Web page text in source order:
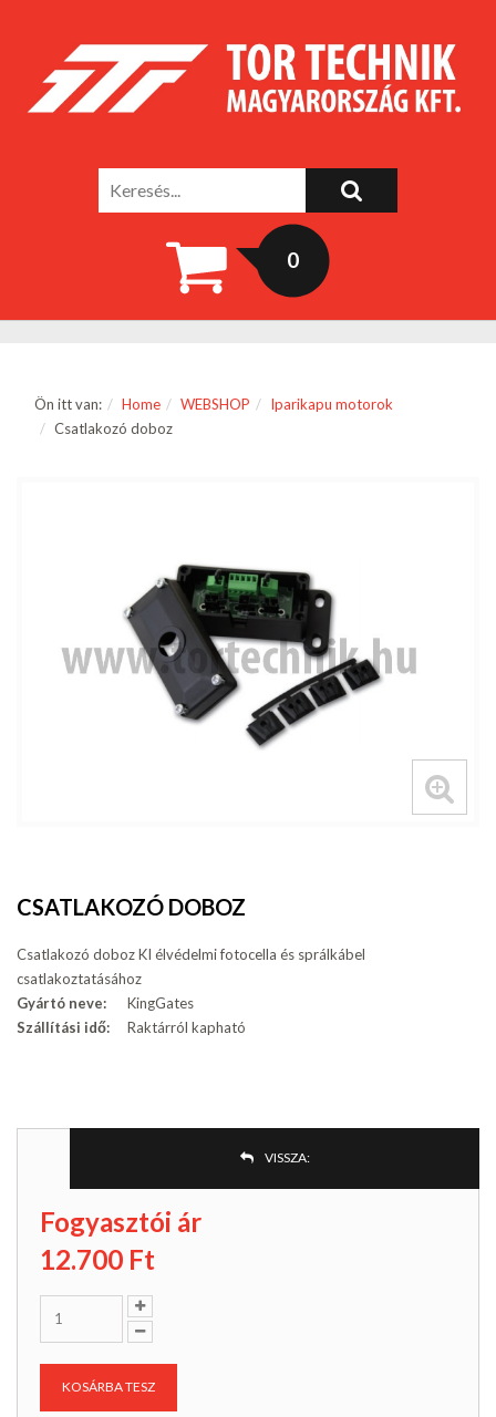
0
Ön itt van: Home WEBSHOP
Iparikapu motorok
Csatlakozó doboz
CSATLAKOZÓ DOBOZ
Csatlakozó doboz KI élvédelmi fotocella és sprálkábel
csatlakoztatásához
Gyártó neve:
KingGates
Szállítási idő:
Raktárról kapható
VISSZA:
Fogyasztói ár
12.700 Ft
KOSÁRBA TESZ